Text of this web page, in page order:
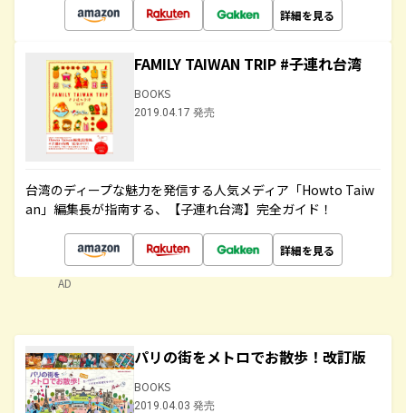
詳細を見る
FAMILY TAIWAN TRIP #子連れ台湾
BOOKS
2019.04.17 発売
台湾のディープな魅力を発信する人気メディア「Howto Taiw
an」編集長が指南する、【子連れ台湾】完全ガイド！
詳細を見る
AD
パリの街をメトロでお散歩！改訂版
BOOKS
2019.04.03 発売